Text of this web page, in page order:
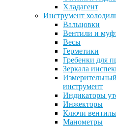
Хладагент
Инструмент
Вальцовки
Вентили и
Весы
Герметики
Гребенки для
Зеркала
инструмент
Индикаторы
Инжекторы
Ключи
Манометры